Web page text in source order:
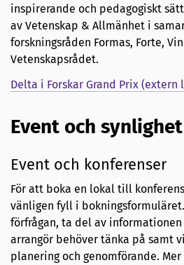
inspirerande och pedagogiskt
av Vetenskap & Allmänhet i
forskningsråden Formas, Forte,
Vetenskapsrådet.
Delta i Forskar Grand Prix (extern
Event och
Event och konferenser
För att boka en lokal till
vänligen fyll i
förfrågan, ta del av informationen
arrangör behöver tänka på samt
planering och genomförande.